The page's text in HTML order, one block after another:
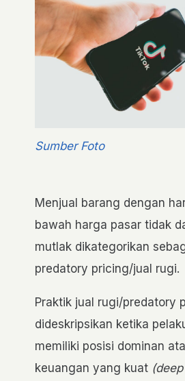
Sumber Foto
Menjual barang dengan
bawah harga pasar tidak
mutlak dikategorikan
predatory pricing/jual rugi.
Praktik jual rugi/predatory
dideskripsikan ketika
memiliki posisi dominan
keuangan yang kuat